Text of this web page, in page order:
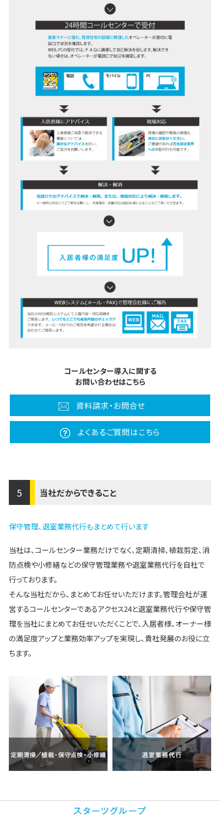
コールセンター導入に関する
お問い合わせはこちら
資料請求・お問合せ
よくあるご質問はこちら
5 当社だからできること
保守管理、退室業務代行もまとめて行います
当社は、コールセンター業務だけでなく、定期清掃、植栽剪定、消
防点検や小修繕などの保守管理業務や退室業務代行を自社で
行っております。
そんな当社だから、まとめてお任せいただけます。管理会社が運
営するコールセンターであるアクセス24と退室業務代行や保守管
理を当社にまとめてお任せいただくことで、入居者様、オーナー様
の満足度アップと業務効率アップを実現し、貴社発展のお役に立
ちます。